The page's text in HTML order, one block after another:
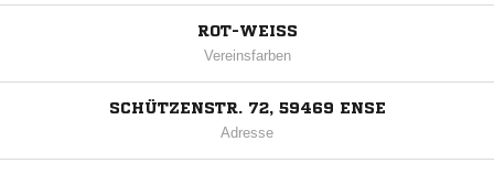
ROT-WEISS
Vereinsfarben
SCHÜTZENSTR. 72, 59469 ENSE
Adresse